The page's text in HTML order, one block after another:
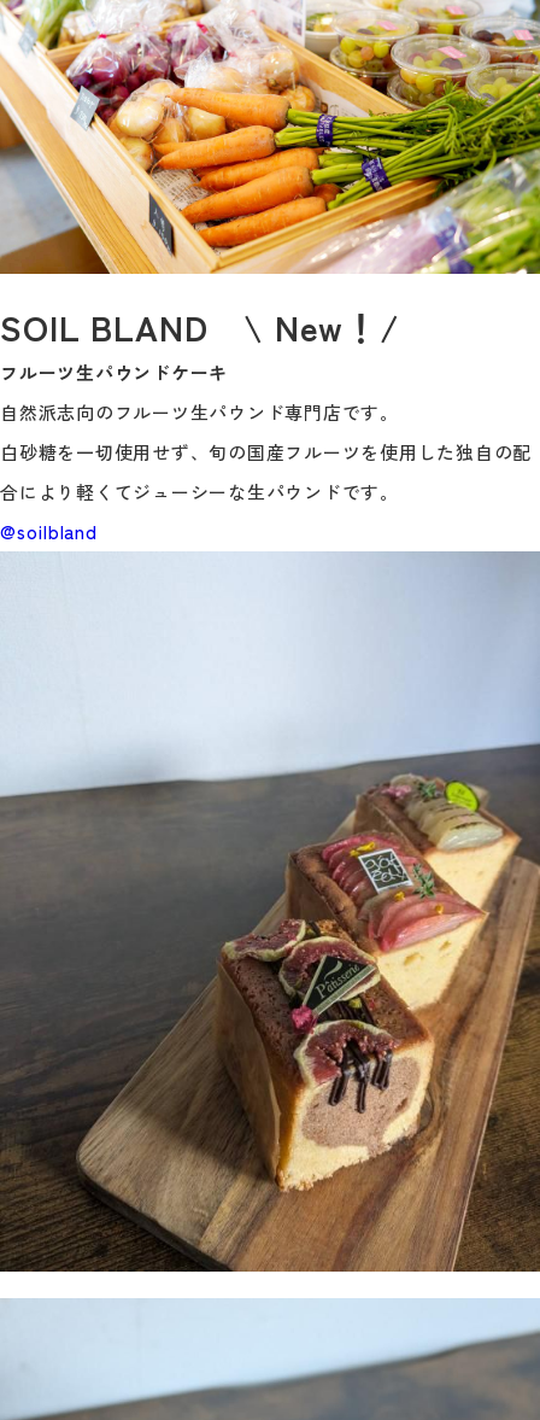
SOIL BLAND \ New！/
フルーツ生パウンドケーキ
自然派志向のフルーツ生パウンド専門店です。
白砂糖を一切使用せず、旬の国産フルーツを使用した独自の配
合により軽くてジューシーな生パウンドです。
@soilbland